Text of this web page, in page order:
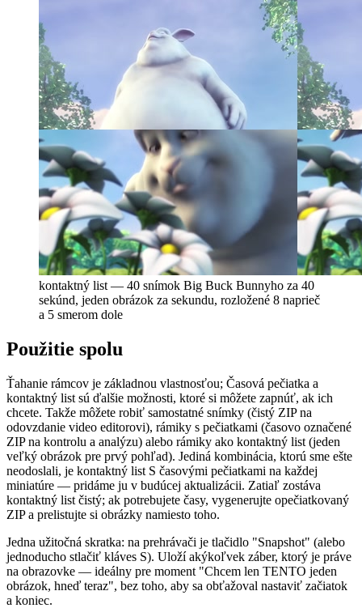
kontaktný list — 40 snímok Big Buck Bunnyho za 40
sekúnd, jeden obrázok za sekundu, rozložené 8 naprieč
a 5 smerom dole
Použitie spolu
Ťahanie rámcov je základnou vlastnosťou; Časová pečiatka a
kontaktný list sú ďalšie možnosti, ktoré si môžete zapnúť, ak ich
chcete. Takže môžete robiť samostatné snímky (čistý ZIP na
odovzdanie video editorovi), rámiky s pečiatkami (časovo označené
ZIP na kontrolu a analýzu) alebo rámiky ako kontaktný list (jeden
veľký obrázok pre prvý pohľad). Jediná kombinácia, ktorú sme ešte
neodoslali, je kontaktný list S časovými pečiatkami na každej
miniatúre — pridáme ju v budúcej aktualizácii. Zatiaľ zostáva
kontaktný list čistý; ak potrebujete časy, vygenerujte opečiatkovaný
ZIP a prelistujte si obrázky namiesto toho.
Jedna užitočná skratka: na prehrávači je tlačidlo "Snapshot" (alebo
jednoducho stlačiť kláves S). Uloží akýkoľvek záber, ktorý je práve
na obrazovke — ideálny pre moment "Chcem len TENTO jeden
obrázok, hneď teraz", bez toho, aby sa obťažoval nastaviť začiatok
a koniec.